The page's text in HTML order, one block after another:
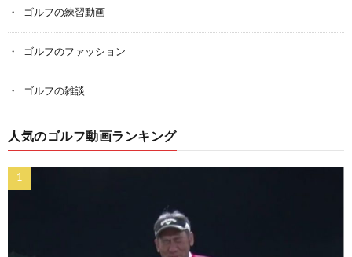
ゴルフの練習動画
ゴルフのファッション
ゴルフの雑談
人気のゴルフ動画ランキング